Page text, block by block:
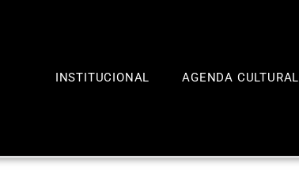
INSTITUCIONAL AGENDA CULTURAL